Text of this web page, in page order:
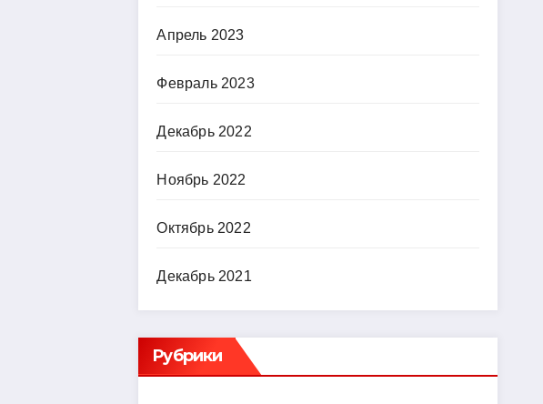
Апрель 2023
Февраль 2023
Декабрь 2022
Ноябрь 2022
Октябрь 2022
Декабрь 2021
Рубрики